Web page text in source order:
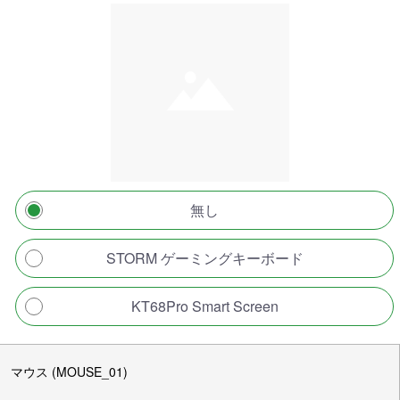
無し
STORM ゲーミングキーボード
KT68Pro Smart Screen
マウス (MOUSE_01)